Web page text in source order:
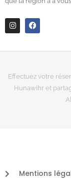
I
t
r
a
m
F
e
o
Effectuez votre
Hunawihr et
Mentions